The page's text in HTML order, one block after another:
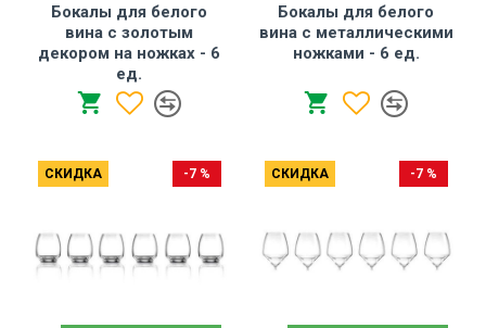
Бокалы для белого
вина с золотым
декором на ножках - 6
ед.
Бокалы для белого
вина с металлическими
ножками - 6 ед.
СКИДКА -7 % СКИДКА -7 %